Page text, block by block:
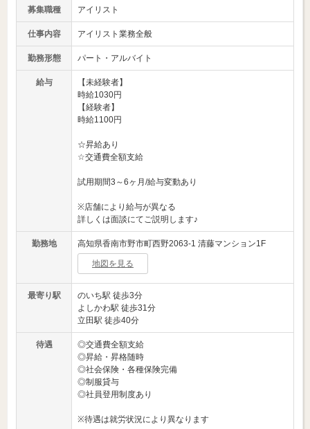
募集職種 アイリスト
仕事内容 アイリスト業務全般
勤務形態 パート・アルバイト
給与
【未経験者】
時給1030円
【経験者】
時給1100円
☆昇給あり
☆交通費全額支給
試用期間3～6ヶ月/給与変動あり
※店舗により給与が異なる
詳しくは面談にてご説明します♪
勤務地 高知県香南市野市町西野2063-1 清藤マンション1F
地図を見る
最寄り駅
のいち駅 徒歩3分
よしかわ駅 徒歩31分
立田駅 徒歩40分
待遇
◎交通費全額支給
◎昇給・昇格随時
◎社会保険・各種保険完備
◎制服貸与
◎社員登用制度あり
※待遇は就労状況により異なります